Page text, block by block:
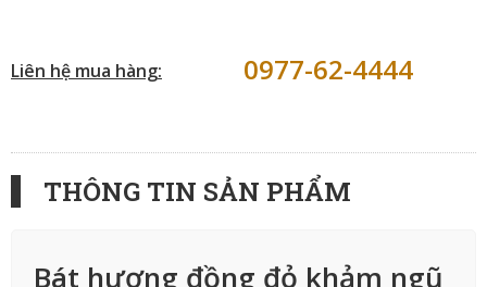
Liên hệ mua hàng: 0977-62-4444
THÔNG TIN SẢN PHẨM
Bát hương đồng đỏ khảm ngũ